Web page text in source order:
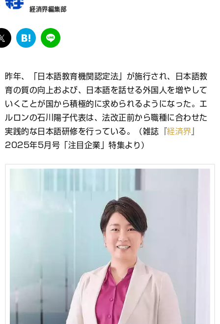
経済界編集部
twitter
は
ブ
ッ
ク
マ
ク
LINE
昨年、「日本語教育機関認定法」が施行され、日本語教
育の質の向上および、日本語を話せる外国人を増やして
いくことが国から積極的に求められるようになった。エ
ルロンの石川陽子代表は、法改正前から職種に合わせた
実践的な日本語研修を行っている。（雑誌『 経済界
2025年5月号「注目企業」特集より）